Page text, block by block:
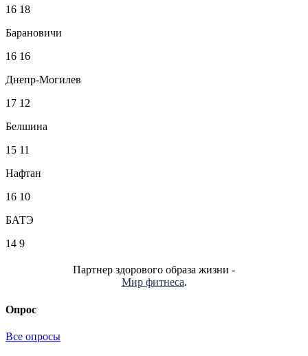
16 18
Барановичи
16 16
Днепр-Могилев
17 12
Белшина
15 11
Нафтан
16 10
БАТЭ
14 9
Партнер здорового образа жизни -
Мир фитнеса.
Опрос
Все опросы